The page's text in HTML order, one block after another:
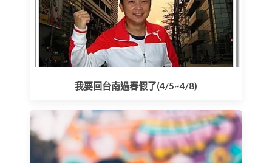
我要回台南過春假了(4/5~4/8)